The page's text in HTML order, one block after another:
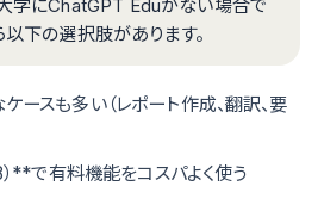
学にChatGPT Eduがない場合で
以下の選択肢があります。
ースも多い（レポート作成、翻訳、要
**で有料機能をコスパよく使う